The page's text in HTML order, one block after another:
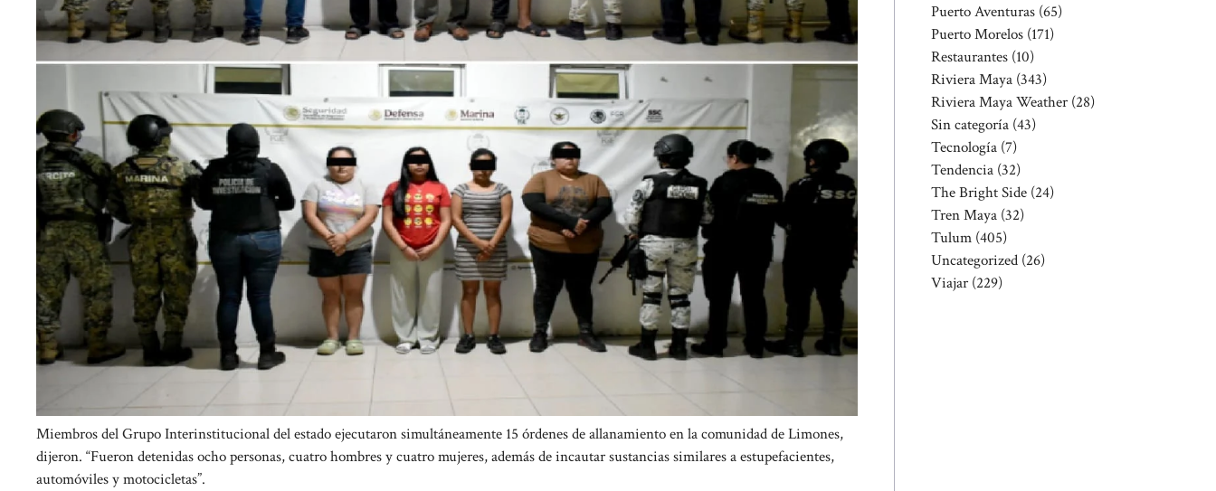
Miembros del Grupo Interinstitucional del estado ejecutaron simultáneamente 15 órdenes de allanamiento en la comunidad de Limones,
dijeron. “Fueron detenidas ocho personas, cuatro hombres y cuatro mujeres, además de incautar sustancias similares a estupefacientes,
automóviles y motocicletas”.
Puerto Aventuras (65)
Puerto Morelos (171)
Restaurantes (10)
Riviera Maya (343)
Riviera Maya Weather (28)
Sin categoría (43)
Tecnología (7)
Tendencia (32)
The Bright Side (24)
Tren Maya (32)
Tulum (405)
Uncategorized (26)
Viajar (229)